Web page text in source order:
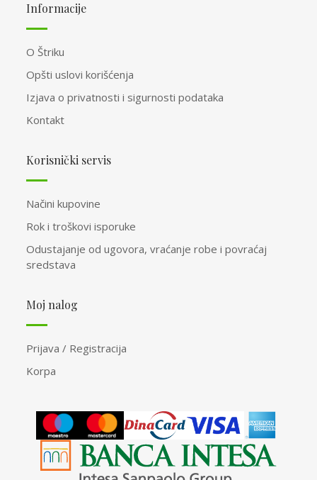
Informacije
O Štriku
Opšti uslovi korišćenja
Izjava o privatnosti i sigurnosti podataka
Kontakt
Korisnički servis
Načini kupovine
Rok i troškovi isporuke
Odustajanje od ugovora, vraćanje robe i povraćaj
sredstava
Moj nalog
Prijava / Registracija
Korpa